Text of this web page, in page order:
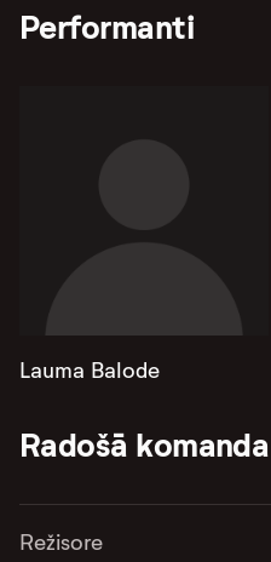
Performanti
Lauma Balode
Radošā komanda
Režisore